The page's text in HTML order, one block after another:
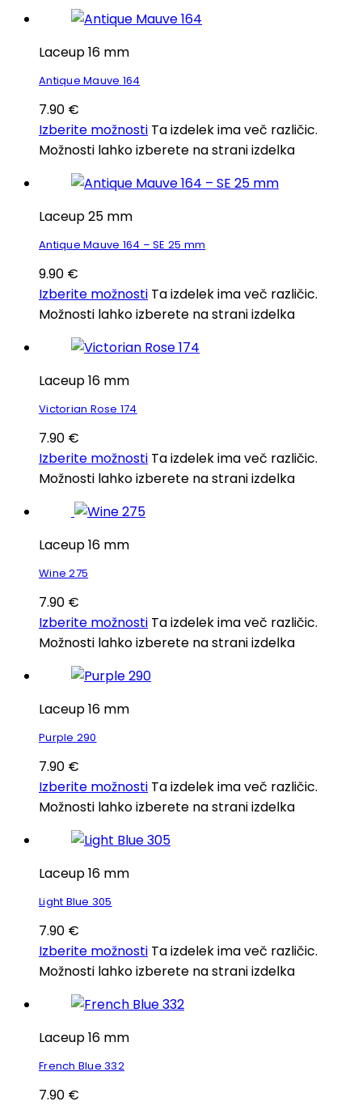
Laceup 16 mm
Antique Mauve 164
7.90 €
Izberite možnosti Ta izdelek ima več različic.
Možnosti lahko izberete na strani izdelka
Laceup 25 mm
Antique Mauve 164 – SE 25 mm
9.90 €
Izberite možnosti Ta izdelek ima več različic.
Možnosti lahko izberete na strani izdelka
Laceup 16 mm
Victorian Rose 174
7.90 €
Izberite možnosti Ta izdelek ima več različic.
Možnosti lahko izberete na strani izdelka
Laceup 16 mm
Wine 275
7.90 €
Izberite možnosti Ta izdelek ima več različic.
Možnosti lahko izberete na strani izdelka
Laceup 16 mm
Purple 290
7.90 €
Izberite možnosti Ta izdelek ima več različic.
Možnosti lahko izberete na strani izdelka
Laceup 16 mm
Light Blue 305
7.90 €
Izberite možnosti Ta izdelek ima več različic.
Možnosti lahko izberete na strani izdelka
Laceup 16 mm
French Blue 332
7.90 €